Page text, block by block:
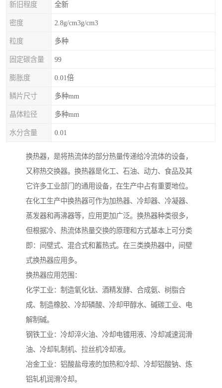
新旧程度 全新
密度 2.8g/cm3g/cm3
粒度 多种
固定碳含量 99
膨胀度 0.01倍
鳞片尺寸 多种mm
晶体粒径 多种mm
水分含量 0.01
换热器，是将热流体的部分热量传递给冷流体的设备，
又称热交换器。换热器是化工、石油、动力、食品及其
它许多工业部门的通用设备，在生产中占有重要地位。
在化工生产中换热器可作为加热器、冷却器、冷凝器、
蒸发器和再沸器等，应用更加广泛。换热器种类很多，
但根据冷、热流体热量交换的原理和方式基本上可分类
即：间壁式、混合式和蓄热式。在三类换热器中，间壁
式换热器应用多。
换热器应用范围：
化学工业：制造氧化钛、酒精发酵、合成氨、树脂合
成、制造橡胶、冷却磷酸、冷却甲醇水、碱碳工业、电
解制碱。
钢铁工业：冷却淬火油、冷却电镀用液、冷却减速润滑
油、冷却轧制机、拉丝机冷却液。
冶金工业：铝酸盐母液的加热和冷却、冷却铝酸钠、炼
铝轧机润滑冷却。